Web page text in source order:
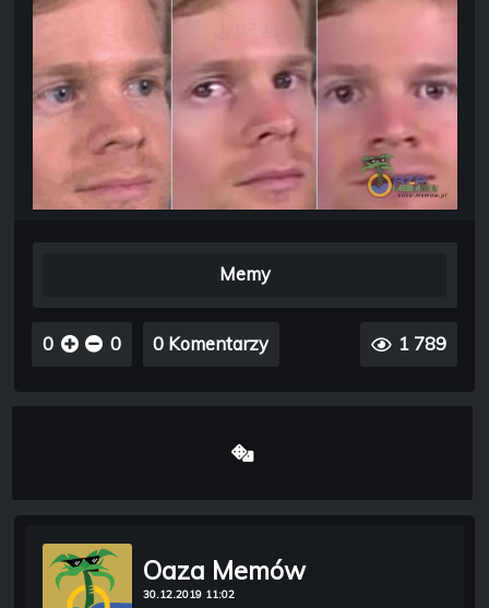
Memy
0 0 0 Komentarzy 1 789
Oaza Memów
30.12.2019 11:02